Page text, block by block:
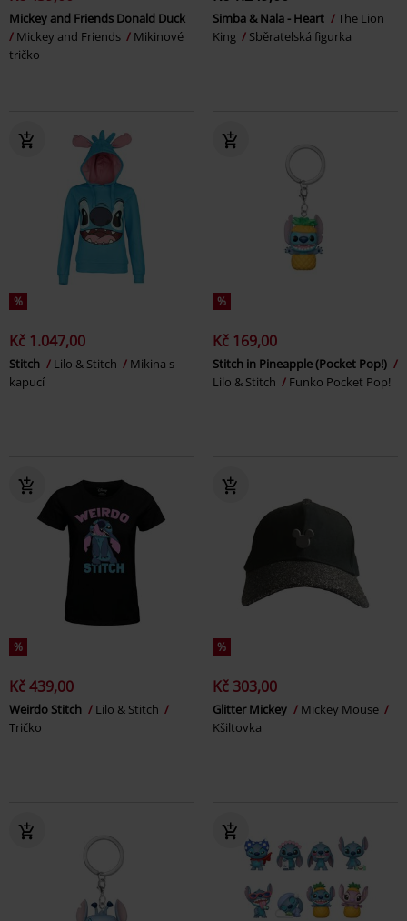
Mickey and Friends Donald Duck
Mickey and Friends
Mikinové
tričko
Simba & Nala - Heart
The Lion
King
Sběratelská figurka
%
Kč 1.047,00
Stitch Lilo & Stitch
Mikina s
kapucí
%
Kč 169,00
Stitch in Pineapple (Pocket Pop!)
Lilo & Stitch
Funko Pocket Pop!
%
Kč 439,00
Weirdo Stitch
Lilo & Stitch
Tričko
%
Kč 303,00
Glitter Mickey
Mickey Mouse
Kšiltovka